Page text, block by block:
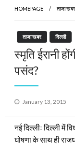
HOMEPAGE ताजा खबर
ताजा खबर दिल्ली
स्मृति ईरानी
पसंद?
Posted
January 13, 2015
नई दिल्लीः दिल्ली में
घोषणा के साथ ही